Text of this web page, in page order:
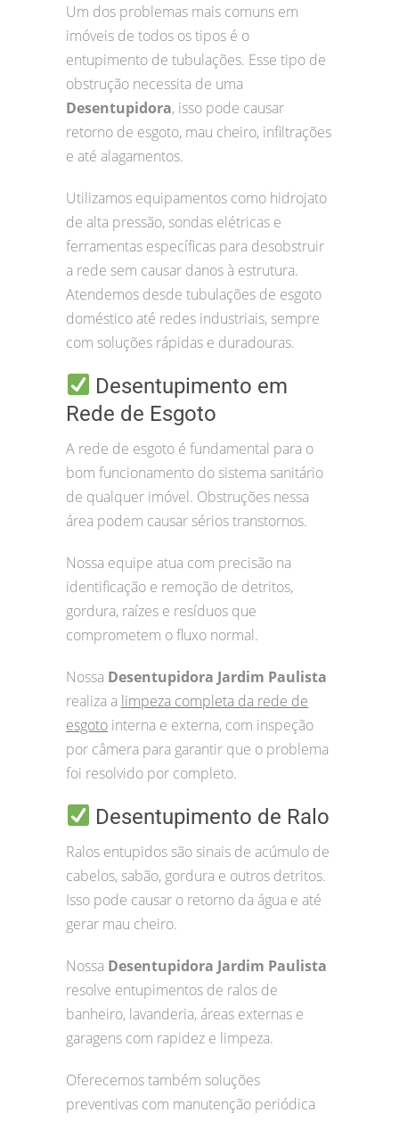
Um dos problemas mais comuns em
imóveis de todos os tipos é o
entupimento de tubulações. Esse tipo de
obstrução necessita de uma
Desentupidora, isso pode causar
retorno de esgoto, mau cheiro, infiltrações
e até alagamentos.
Utilizamos equipamentos como hidrojato
de alta pressão, sondas elétricas e
ferramentas específicas para desobstruir
a rede sem causar danos à estrutura.
Atendemos desde tubulações de esgoto
doméstico até redes industriais, sempre
com soluções rápidas e duradouras.
Desentupimento em
Rede de Esgoto
A rede de esgoto é fundamental para o
bom funcionamento do sistema sanitário
de qualquer imóvel. Obstruções nessa
área podem causar sérios transtornos.
Nossa equipe atua com precisão na
identificação e remoção de detritos,
gordura, raízes e resíduos que
comprometem o fluxo normal.
Nossa Desentupidora Jardim Paulista
realiza a limpeza completa da rede de
esgoto interna e externa, com inspeção
por câmera para garantir que o problema
foi resolvido por completo.
Desentupimento de Ralo
Ralos entupidos são sinais de acúmulo de
cabelos, sabão, gordura e outros detritos.
Isso pode causar o retorno da água e até
gerar mau cheiro.
Nossa Desentupidora Jardim Paulista
resolve entupimentos de ralos de
banheiro, lavanderia, áreas externas e
garagens com rapidez e limpeza.
Oferecemos também soluções
preventivas com manutenção periódica